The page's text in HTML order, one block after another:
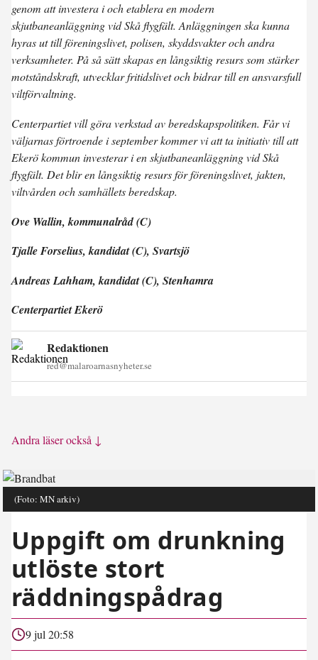
genom att investera i och etablera en modern
skjutbaneanläggning vid Skå flygfält. Anläggningen ska kunna
hyras ut till föreningslivet, polisen, skyddsvakter och andra
verksamheter. På så sätt skapas en långsiktig resurs som stärker
motståndskraft, utvecklar fritidslivet och bidrar till en ansvarsfull
viltförvaltning.
Centerpartiet vill göra verkstad av beredskapspolitiken. Får vi
väljarnas förtroende i september kommer vi att ta initiativ till att
Ekerö kommun investerar i en skjutbaneanläggning vid Skå
flygfält. Det blir en långsiktig resurs för föreningslivet, jakten,
viltvården och samhällets beredskap.
Ove Wallin, kommunalråd (C)
Tjalle Forselius, kandidat (C), Svartsjö
Andreas Lahham, kandidat (C), Stenhamra
Centerpartiet Ekerö
Redaktionen
red@malaroarnasnyheter.se
Andra läser också ↓
(Foto: MN arkiv)
Uppgift om drunkning
utlöste stort
räddningspådrag
9 jul 20:58